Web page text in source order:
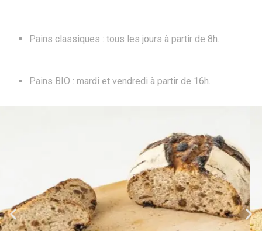
Pains classiques : tous les jours à partir de 8h.
Pains BIO : mardi et vendredi à partir de 16h.